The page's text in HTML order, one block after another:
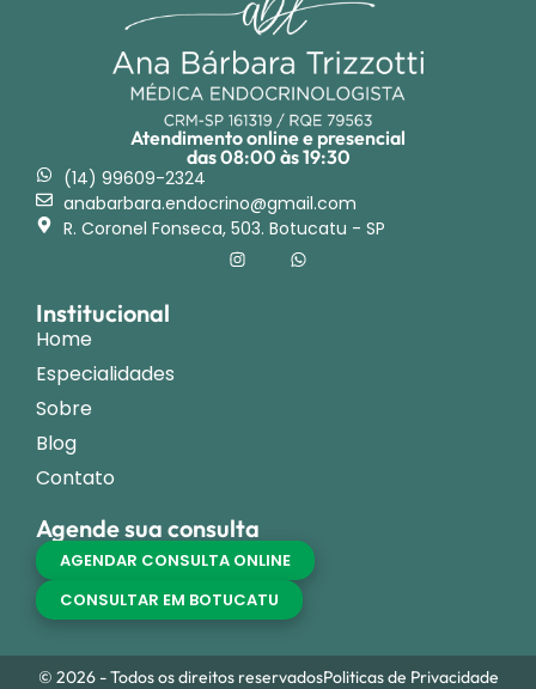
Atendimento online e presencial
das 08:00 às 19:30
(14) 99609-2324
anabarbara.endocrino@gmail.com
R. Coronel Fonseca, 503. Botucatu - SP
Institucional
Home
Especialidades
Sobre
Blog
Contato
Agende sua consulta
AGENDAR CONSULTA ONLINE
CONSULTAR EM BOTUCATU
© 2026 - Todos os direitos reservadosPoliticas de Privacidade